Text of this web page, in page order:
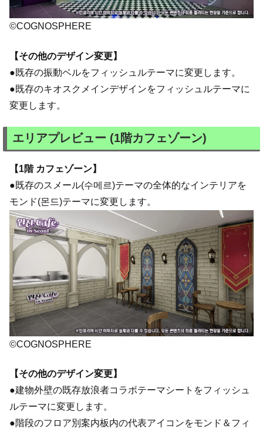
©COGNOSPHERE
【その他のデザイン変更】
●既存の振動ベルをフィッシュルテーマに変更します。
●既存のキオスクメインデザインをフィッシュルテーマに
変更します。
エリアプレビュー (1階カフェゾーン)
【1階 カフェゾーン】
●既存のスメール(수메르)テーマの全体的なインテリアを
モンド(몬드)テーマに変更します。
©COGNOSPHERE
【その他のデザイン変更】
●建物外壁の既存放浪者コラボテーマシートをフィッシュ
ルテーマに変更します。
●階段のフロア別案内板内の代表アイコンをモンド＆フィ